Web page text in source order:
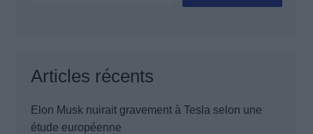
Articles récents
Elon Musk nuirait gravement à Tesla selon une
étude européenne